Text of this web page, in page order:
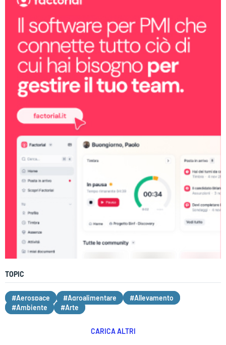
TOPIC
#Aerospace #Agroalimentare
#Allevamento
#Ambiente
#Arte
CARICA ALTRI